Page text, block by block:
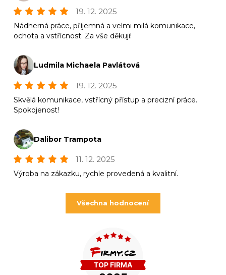
19. 12. 2025
Nádherná práce, příjemná a velmi milá komunikace,
ochota a vstřícnost. Za vše děkuji!
Ludmila Michaela Pavlátová
19. 12. 2025
Skvělá komunikace, vstřícný přístup a precizní práce.
Spokojenost!
Dalibor Trampota
11. 12. 2025
Výroba na zákazku, rychle provedená a kvalitní.
Všechna hodnocení